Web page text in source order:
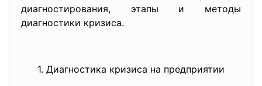
диагностирования, этапы и методы
диагностики кризиса.
1. Диагностика кризиса на предприятии